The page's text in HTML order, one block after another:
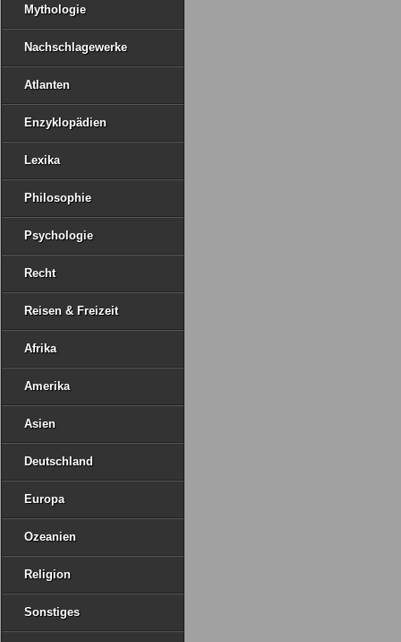
Mythologie
Nachschlagewerke
Atlanten
Enzyklopädien
Lexika
Philosophie
Psychologie
Recht
Reisen & Freizeit
Afrika
Amerika
Asien
Deutschland
Europa
Ozeanien
Religion
Sonstiges